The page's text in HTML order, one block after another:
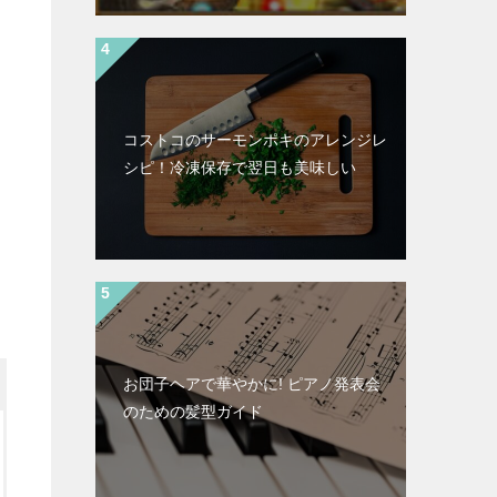
コストコのサーモンポキのアレンジレ
シピ！冷凍保存で翌日も美味しい
お団子ヘアで華やかに! ピアノ発表会
のための髪型ガイド